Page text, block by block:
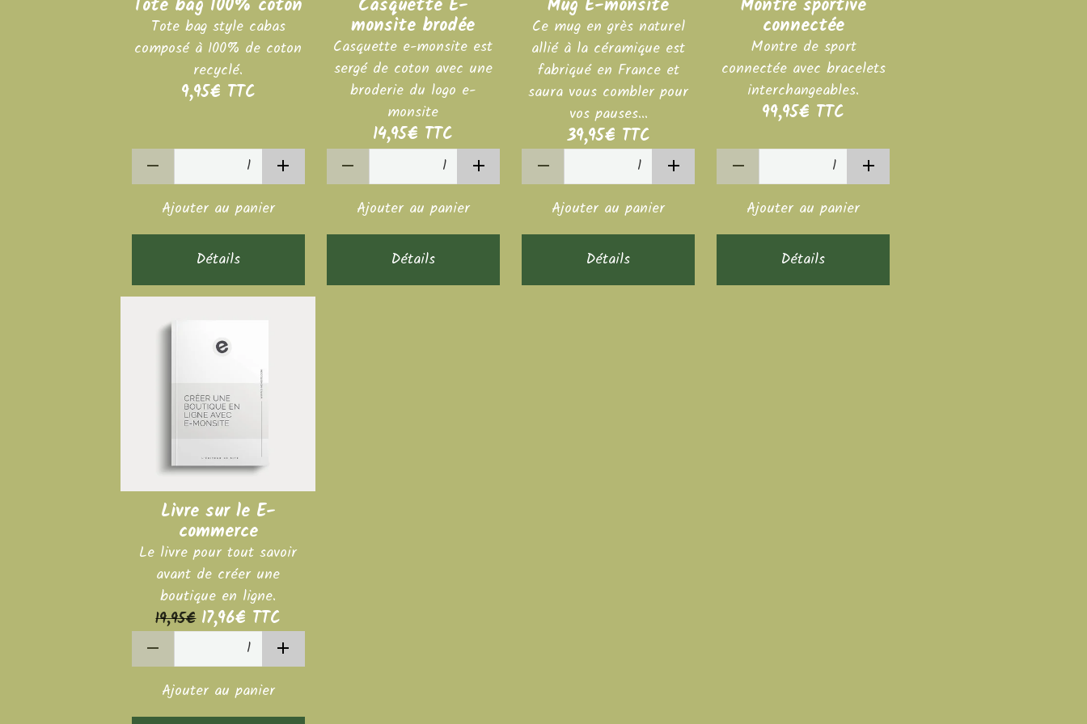
Tote bag 100% coton
Tote bag style cabas
composé à 100% de coton
recyclé.
9,95€ TTC
Ajouter au panier
Détails
Casquette E-
monsite brodée
Casquette e-monsite est
sergé de coton avec une
broderie du logo e-
monsite
14,95€ TTC
Ajouter au panier
Détails
Mug E-monsite
Ce mug en grès naturel
allié à la céramique est
fabriqué en France et
saura vous combler pour
vos pauses...
39,95€ TTC
Ajouter au panier
Détails
Montre sportive
connectée
Montre de sport
connectée avec bracelets
interchangeables.
99,95€ TTC
Ajouter au panier
Détails
Livre sur le E-
commerce
Le livre pour tout savoir
avant de créer une
boutique en ligne.
19,95€ 17,96€ TTC
Ajouter au panier